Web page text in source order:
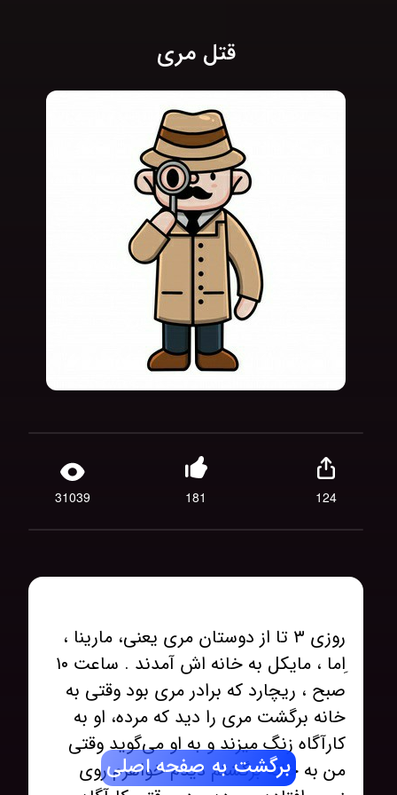
قتل مری
31039 181 124
روزی ۳ تا از دوستان مری یعنی، مارینا ،
ِاما ، مایکل به خانه اش آمدند . ساعت ۱۰
صبح ، ریچارد که برادر مری بود وقتی به
خانه برگشت مری را دید که مرده، او به
کارآگاه زنگ میزند و به او می‌گوید وقتی
من به خانه برگشتم دیدم خواهرم روی
برگشت به صفحه اصلی